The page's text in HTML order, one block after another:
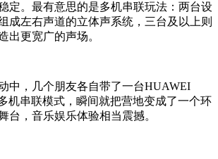
定。最有意思的是多机串联玩法：两台设
成左右声道的立体声系统，三台及以上则
出更宽广的声场。
中，几个朋友各自带了一台HUAWEI
机串联模式，瞬间就把营地变成了一个环
台，音乐娱乐体验相当震撼。